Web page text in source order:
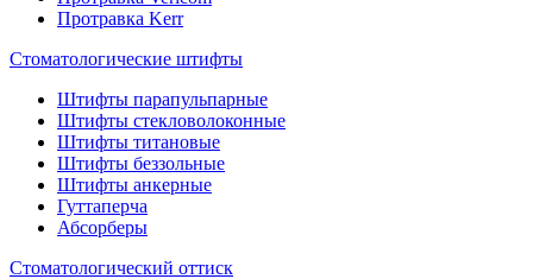
Протравка Kerr
Стоматологические штифты
Штифты парапульпарные
Штифты стекловолоконные
Штифты титановые
Штифты беззольные
Штифты анкерные
Гуттаперча
Абсорберы
Стоматологический оттиск